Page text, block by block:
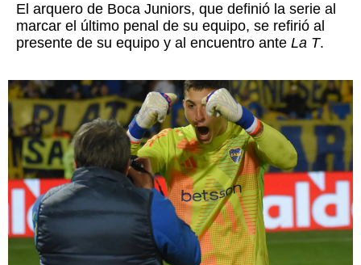
El arquero de Boca Juniors, que definió la serie al
marcar el último penal de su equipo, se refirió al
presente de su equipo y al encuentro ante La T.